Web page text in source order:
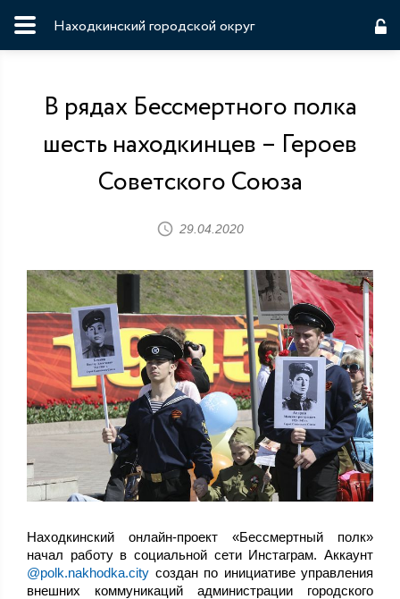
Находкинский городской округ
В рядах Бессмертного полка
шесть находкинцев – Героев
Советского Союза
29.04.2020
Находкинский онлайн-проект «Бессмертный полк»
начал работу в социальной сети Инстаграм. Аккаунт
@polk.nakhodka.city создан по инициативе управления
внешних коммуникаций администрации городского